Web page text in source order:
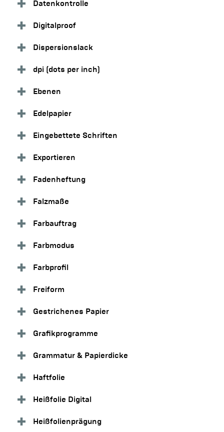
Datenkontrolle
Digitalproof
Dispersionslack
dpi (dots per inch)
Ebenen
Edelpapier
Eingebettete Schriften
Exportieren
Fadenheftung
Falzmaße
Farbauftrag
Farbmodus
Farbprofil
Freiform
Gestrichenes Papier
Grafikprogramme
Grammatur & Papierdicke
Haftfolie
Heißfolie Digital
Heißfolienprägung